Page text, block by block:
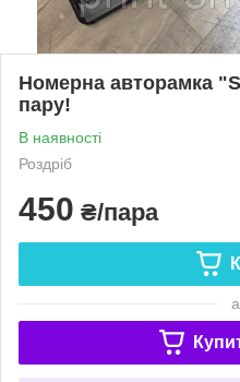
Номерна авторамка
пару!
В наявності
Роздріб
450 ₴/пара